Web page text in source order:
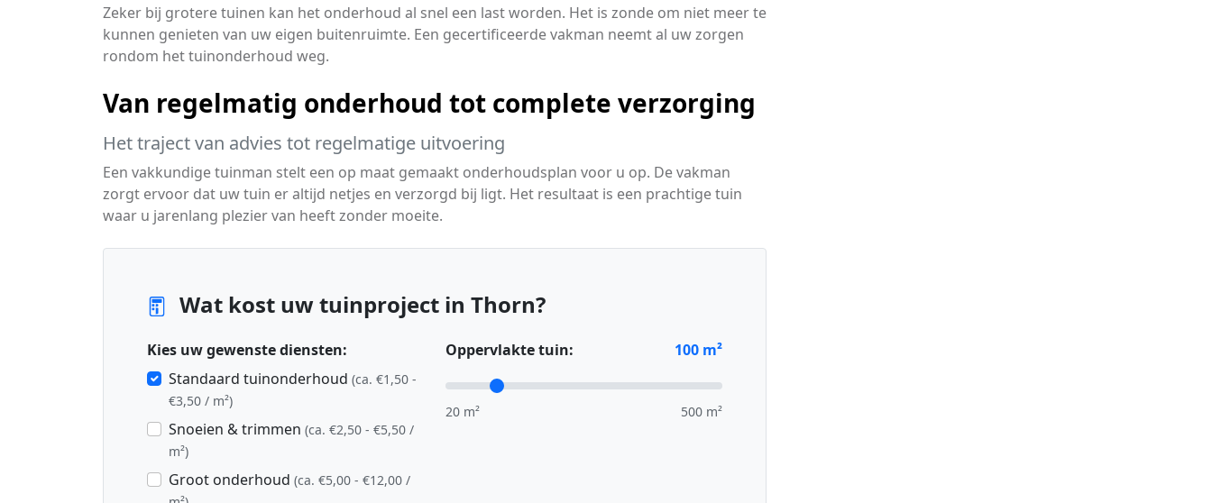
Zeker bij grotere tuinen kan het onderhoud al snel een last worden. Het is zonde om niet meer te
kunnen genieten van uw eigen buitenruimte. Een gecertificeerde vakman neemt al uw zorgen
rondom het tuinonderhoud weg.
Van regelmatig onderhoud tot complete verzorging
Het traject van advies tot regelmatige uitvoering
Een vakkundige tuinman stelt een op maat gemaakt onderhoudsplan voor u op. De vakman
zorgt ervoor dat uw tuin er altijd netjes en verzorgd bij ligt. Het resultaat is een prachtige tuin
waar u jarenlang plezier van heeft zonder moeite.
Wat kost uw tuinproject in Thorn?
Kies uw gewenste diensten:
Standaard tuinonderhoud (ca. €1,50 -
€3,50 / m²)
Snoeien & trimmen (ca. €2,50 - €5,50 /
m²)
Groot onderhoud (ca. €5,00 - €12,00 /
Oppervlakte tuin: 100 m²
20 m² 500 m²